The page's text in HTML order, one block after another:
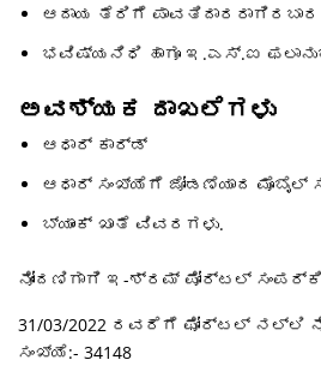
ಆದಾಯ ತೆರಿಗೆ
ಭವಿಷ್ಯನಿಧಿ ಹಾಗೂ ಇ.ಎಸ್.ಐ
ಅವಶ್ಯಕ ದಾಖಲೆಗಳು
ಆಧಾರ್ ಕಾರ್ಡ್
ಆಧಾರ್ ಸಂಖ್ಯೆಗೆ ಜೋಡಣೆಯಾದ ಮೊಬೈಲ್
ಬ್ಯಾಂಕ್ ಖಾತೆ ವಿವರಗಳು.
ನೋಂದಣಿಗಾಗಿ ಇ-ಶ್ರಮ್ ಪೋರ್ಟಲ್
31/03/2022 ರವರೆಗೆ ಫೋರ್ಟಲ್ ನಲ್ಲಿ
ಸಂಖ್ಯೆ:- 34148